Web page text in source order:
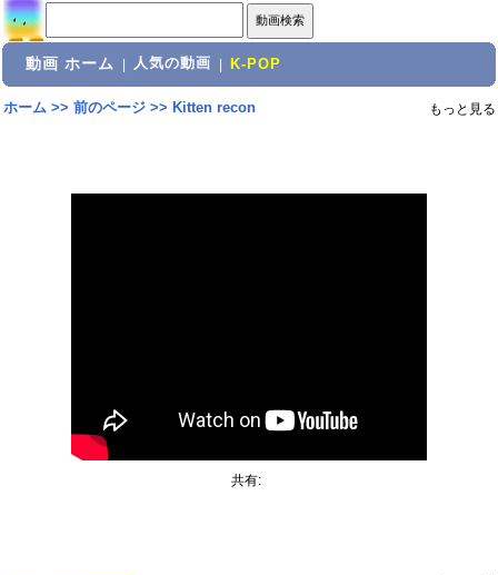
動画 ホーム 人気の動画 K-POP
ホーム>> 前のページ>> Kitten recon もっと見る
共有: